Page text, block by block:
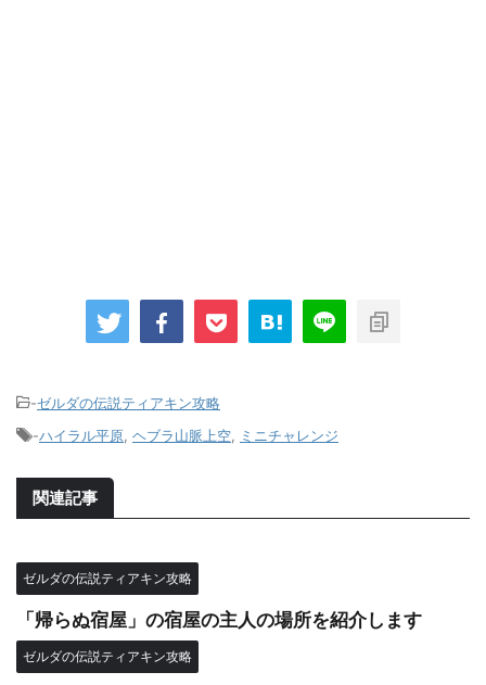
-ゼルダの伝説ティアキン攻略
-ハイラル平原 ヘブラ山脈上空 ミニチャレンジ
関連記事
ゼルダの伝説ティアキン攻略
「帰らぬ宿屋」の宿屋の主人の場所を紹介します
ゼルダの伝説ティアキン攻略